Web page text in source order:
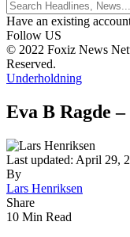
Have an existing
Follow US
© 2022 Foxiz News
Reserved.
Underholdning
Eva B Ragde
Last updated: April 29,
By
Lars Henriksen
Share
10 Min Read